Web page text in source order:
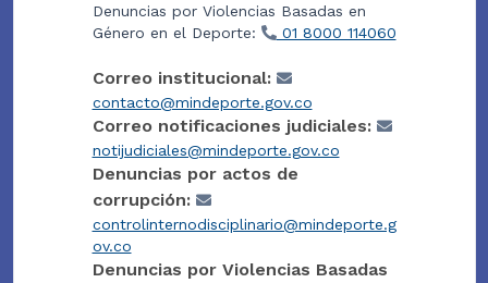
Denuncias por Violencias Basadas en
Género en el Deporte:
01 8000 114060
Correo institucional:
contacto@mindeporte.gov.co
Correo notificaciones judiciales:
notijudiciales@mindeporte.gov.co
Denuncias por actos de
corrupción:
controlinternodisciplinario@mindeporte.g
ov.co
Denuncias por Violencias Basadas